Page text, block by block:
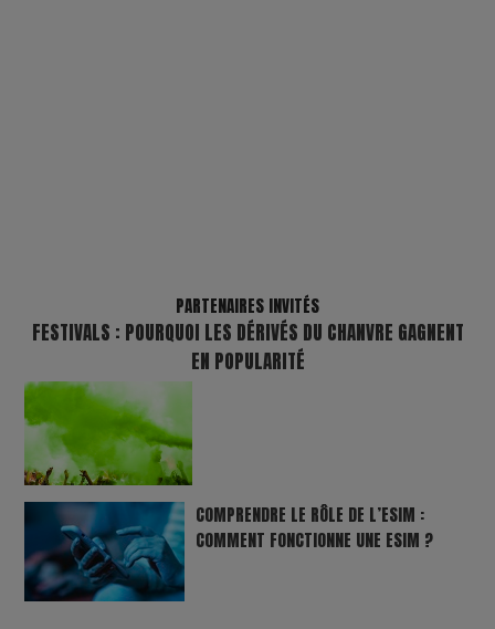
PARTENAIRES INVITÉS
FESTIVALS : POURQUOI LES DÉRIVÉS DU CHANVRE GAGNENT
EN POPULARITÉ
COMPRENDRE LE RÔLE DE L’ESIM :
COMMENT FONCTIONNE UNE ESIM ?